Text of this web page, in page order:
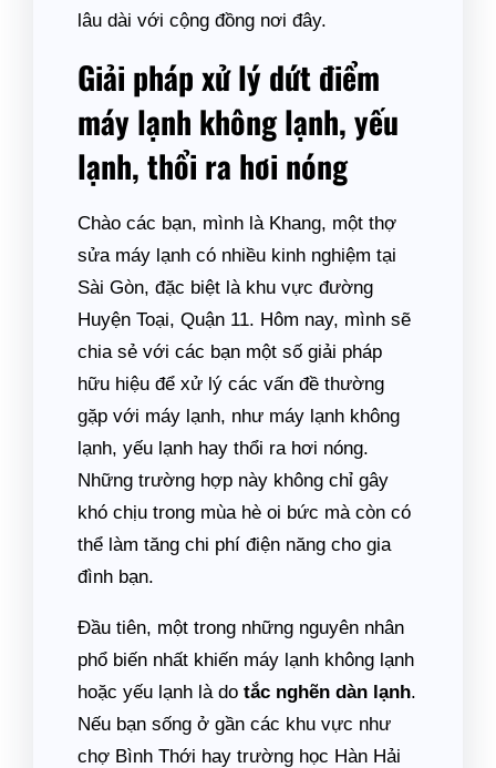
lâu dài với cộng đồng nơi đây.
Giải pháp xử lý dứt điểm
máy lạnh không lạnh, yếu
lạnh, thổi ra hơi nóng
Chào các bạn, mình là Khang, một thợ
sửa máy lạnh có nhiều kinh nghiệm tại
Sài Gòn, đặc biệt là khu vực đường
Huyện Toại, Quận 11. Hôm nay, mình sẽ
chia sẻ với các bạn một số giải pháp
hữu hiệu để xử lý các vấn đề thường
gặp với máy lạnh, như máy lạnh không
lạnh, yếu lạnh hay thổi ra hơi nóng.
Những trường hợp này không chỉ gây
khó chịu trong mùa hè oi bức mà còn có
thể làm tăng chi phí điện năng cho gia
đình bạn.
Đầu tiên, một trong những nguyên nhân
phổ biến nhất khiến máy lạnh không lạnh
hoặc yếu lạnh là do tắc nghẽn dàn lạnh.
Nếu bạn sống ở gần các khu vực như
chợ Bình Thới hay trường học Hàn Hải